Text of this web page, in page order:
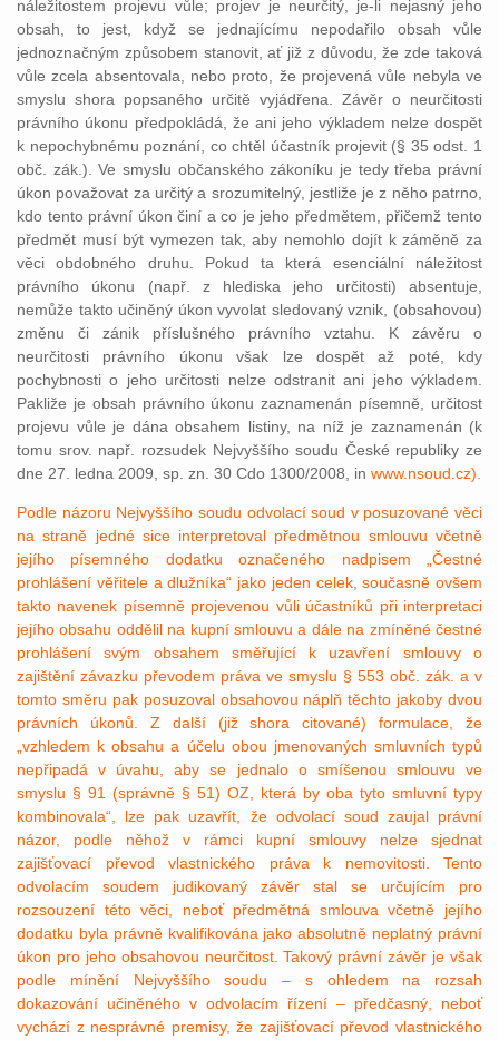
náležitostem projevu vůle; projev je neurčitý, je-li nejasný jeho
obsah, to jest, když se jednajícímu nepodařilo obsah vůle
jednoznačným způsobem stanovit, ať již z důvodu, že zde taková
vůle zcela absentovala, nebo proto, že projevená vůle nebyla ve
smyslu shora popsaného určitě vyjádřena. Závěr o neurčitosti
právního úkonu předpokládá, že ani jeho výkladem nelze dospět
k nepochybnému poznání, co chtěl účastník projevit (§ 35 odst. 1
obč. zák.). Ve smyslu občanského zákoníku je tedy třeba právní
úkon považovat za určitý a srozumitelný, jestliže je z něho patrno,
kdo tento právní úkon činí a co je jeho předmětem, přičemž tento
předmět musí být vymezen tak, aby nemohlo dojít k záměně za
věci obdobného druhu. Pokud ta která esenciální náležitost
právního úkonu (např. z hlediska jeho určitosti) absentuje,
nemůže takto učiněný úkon vyvolat sledovaný vznik, (obsahovou)
změnu či zánik příslušného právního vztahu. K závěru o
neurčitosti právního úkonu však lze dospět až poté, kdy
pochybnosti o jeho určitosti nelze odstranit ani jeho výkladem.
Pakliže je obsah právního úkonu zaznamenán písemně, určitost
projevu vůle je dána obsahem listiny, na níž je zaznamenán (k
tomu srov. např. rozsudek Nejvyššího soudu České republiky ze
dne 27. ledna 2009, sp. zn. 30 Cdo 1300/2008, in www.nsoud.cz).
Podle názoru Nejvyššího soudu odvolací soud v posuzované věci
na straně jedné sice interpretoval předmětnou smlouvu včetně
jejího písemného dodatku označeného nadpisem „Čestné
prohlášení věřitele a dlužníka“ jako jeden celek, současně ovšem
takto navenek písemně projevenou vůli účastníků při interpretaci
jejího obsahu oddělil na kupní smlouvu a dále na zmíněné čestné
prohlášení svým obsahem směřující k uzavření smlouvy o
zajištění závazku převodem práva ve smyslu § 553 obč. zák. a v
tomto směru pak posuzoval obsahovou náplň těchto jakoby dvou
právních úkonů. Z další (již shora citované) formulace, že
„vzhledem k obsahu a účelu obou jmenovaných smluvních typů
nepřipadá v úvahu, aby se jednalo o smíšenou smlouvu ve
smyslu § 91 (správně § 51) OZ, která by oba tyto smluvní typy
kombinovala“, lze pak uzavřít, že odvolací soud zaujal právní
názor, podle něhož v rámci kupní smlouvy nelze sjednat
zajišťovací převod vlastnického práva k nemovitosti. Tento
odvolacím soudem judikovaný závěr stal se určujícím pro
rozsouzení této věci, neboť předmětná smlouva včetně jejího
dodatku byla právně kvalifikována jako absolutně neplatný právní
úkon pro jeho obsahovou neurčitost. Takový právní závěr je však
podle mínění Nejvyššího soudu – s ohledem na rozsah
dokazování učiněného v odvolacím řízení – předčasný, neboť
vychází z nesprávné premisy, že zajišťovací převod vlastnického